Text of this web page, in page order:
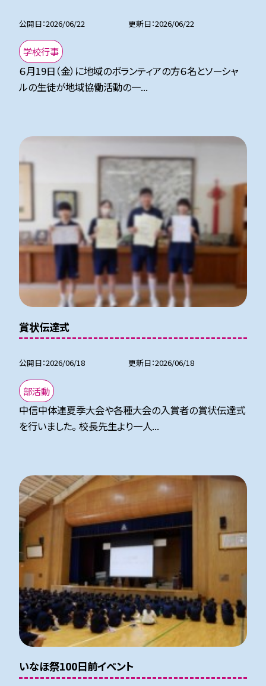
公開日 2026/06/22 更新日 2026/06/22
学校行事
６月19日（金）に地域のボランティアの方６名とソーシャ
ルの生徒が地域協働活動の一...
賞状伝達式
公開日 2026/06/18 更新日 2026/06/18
部活動
中信中体連夏季大会や各種大会の入賞者の賞状伝達式
を行いました。 校長先生より一人...
いなほ祭100日前イベント